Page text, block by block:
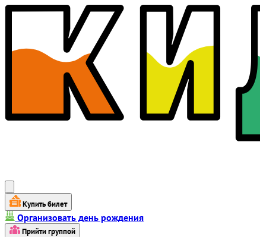
Купить билет
Организовать день рождения
Прийти группой